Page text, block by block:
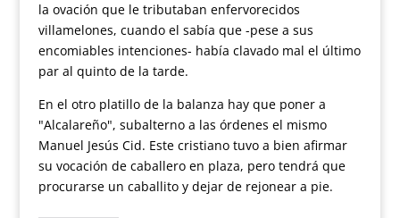
la ovación que le tributaban enfervorecidos
villamelones, cuando el sabía que -pese a sus
encomiables intenciones- había clavado mal el último
par al quinto de la tarde.
En el otro platillo de la balanza hay que poner a
"Alcalareño", subalterno a las órdenes el mismo
Manuel Jesús Cid. Este cristiano tuvo a bien afirmar
su vocación de caballero en plaza, pero tendrá que
procurarse un caballito y dejar de rejonear a pie.